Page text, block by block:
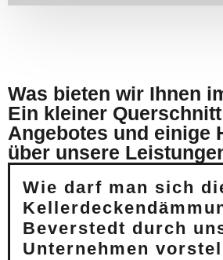
Was bieten wir Ihnen
Ein kleiner
Angebotes und einige
über unsere
Wie darf man sich
Beverstedt durch
Unternehmen